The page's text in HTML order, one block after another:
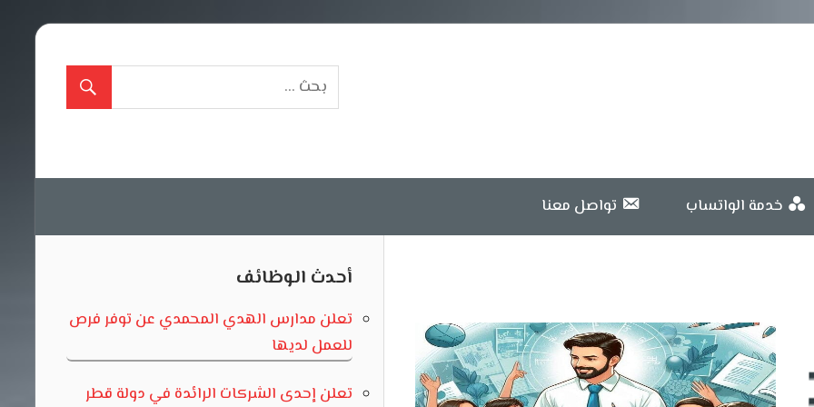
خدمة الواتساب تواصل معنا
أحدث الوظائف
تعلن مدارس الهدي المحمدي عن توفر فرص
للعمل لديها
تعلن إحدى الشركات الرائدة في دولة قطر